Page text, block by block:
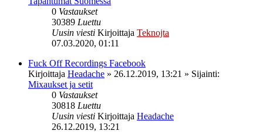
0 Vastaukset
30389 Luettu
Uusin viesti Kirjoittaja Teknojta
07.03.2020, 01:11
Fuck Off Recordings Facebook
Kirjoittaja Headache » 26.12.2019, 13:21 » Sijainti:
Mixaukset ja setit
0 Vastaukset
30818 Luettu
Uusin viesti Kirjoittaja Headache
26.12.2019, 13:21